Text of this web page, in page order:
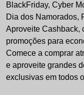
BlackFriday, Cyber
Dia dos Namorados,
Aproveite Cashback,
promoções para
Comece a comprar
e aproveite grandes
exclusivas em todos